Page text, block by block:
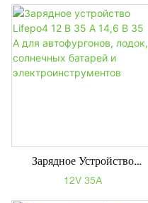
Аккумулятора Зарядное
Устройство Для
Электронного Велосипеда
Зарядное Устройство
Lifepo4 12 В 35 А 14,6 В
12V 35A